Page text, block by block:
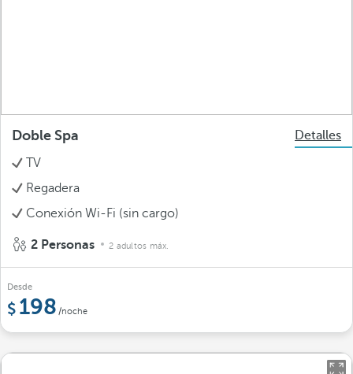
Doble Spa
Detalles
TV
Regadera
Conexión Wi-Fi (sin cargo)
2 Personas 2 adultos máx.
Desde
198 /noche